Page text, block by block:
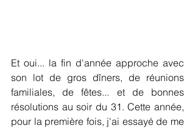
Et oui... la fin d'année approche avec
son lot de gros dîners, de réunions
familiales, de fêtes... et de bonnes
résolutions au soir du 31. Cette année,
pour la première fois, j'ai essayé de me